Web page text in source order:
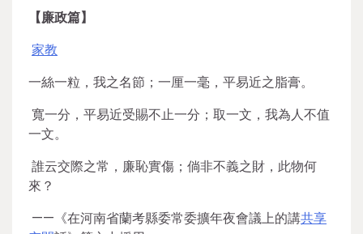
【廉政篇】
家教
一絲一粒，我之名節；一厘一毫，平易近之脂膏。
寬一分，平易近受賜不止一分；取一文，我為人不值
一文。
誰云交際之常，廉恥實傷；倘非不義之財，此物何
來？
——《在河南省蘭考縣委常委擴年夜會議上的講共享